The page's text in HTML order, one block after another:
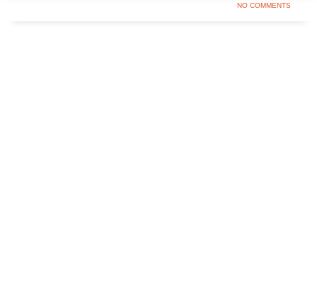
NO COMMENTS